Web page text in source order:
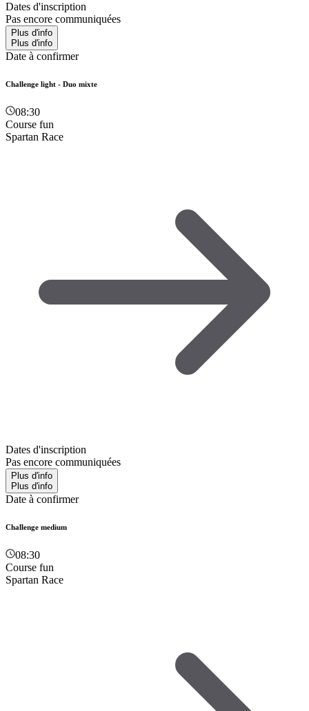
Dates d'inscription
Pas encore communiquées
Plus d'info
Plus d'info
Date à confirmer
Challenge light - Duo mixte
08:30
Course fun
Spartan Race
Dates d'inscription
Pas encore communiquées
Plus d'info
Plus d'info
Date à confirmer
Challenge medium
08:30
Course fun
Spartan Race